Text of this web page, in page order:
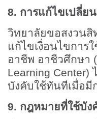
8. การแก้ไขเปลี่ย
วิทยาลัยขอสงวนสิ
แก้ไขเงื่อนไขการ
อาชีพ อาชีวศึกษา (
Learning Center)
บังคับใช้ทันทีเมื่อมี
9. กฎหมายที่ใช้บัง